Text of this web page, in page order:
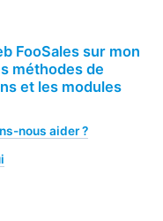
FooSales sur mon
méthodes de
et les modules
nous aider ?